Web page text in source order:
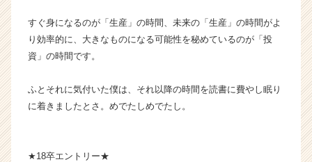
すぐ身になるのが「生産」の時間、未来の「生産」の時間がよ
り効率的に、大きなものになる可能性を秘めているのが「投
資」の時間です。
ふとそれに気付いた僕は、それ以降の時間を読書に費やし眠り
に着きましたとさ。めでたしめでたし。
★18卒エントリー★